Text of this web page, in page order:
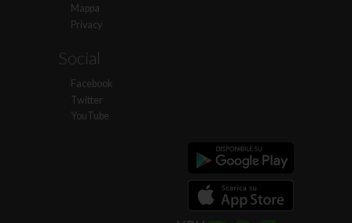
Mappa
Privacy
Social
Facebook
Twitter
YouTube